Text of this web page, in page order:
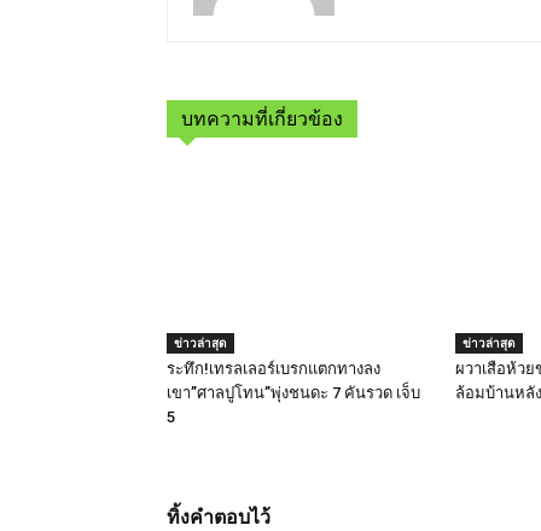
บทความที่เกี่ยวข้อง
ข่าวล่าสุด
ระทึก!เทรลเลอร์เบรกแตกทางลง
เขา”ศาลปูโทน”พุ่งชนดะ 7 คันรวด เจ็บ
5
ข่าวล่าสุด
ผวาเสือห้ว
ล้อมบ้านหลั
ทิ้งคำตอบไว้